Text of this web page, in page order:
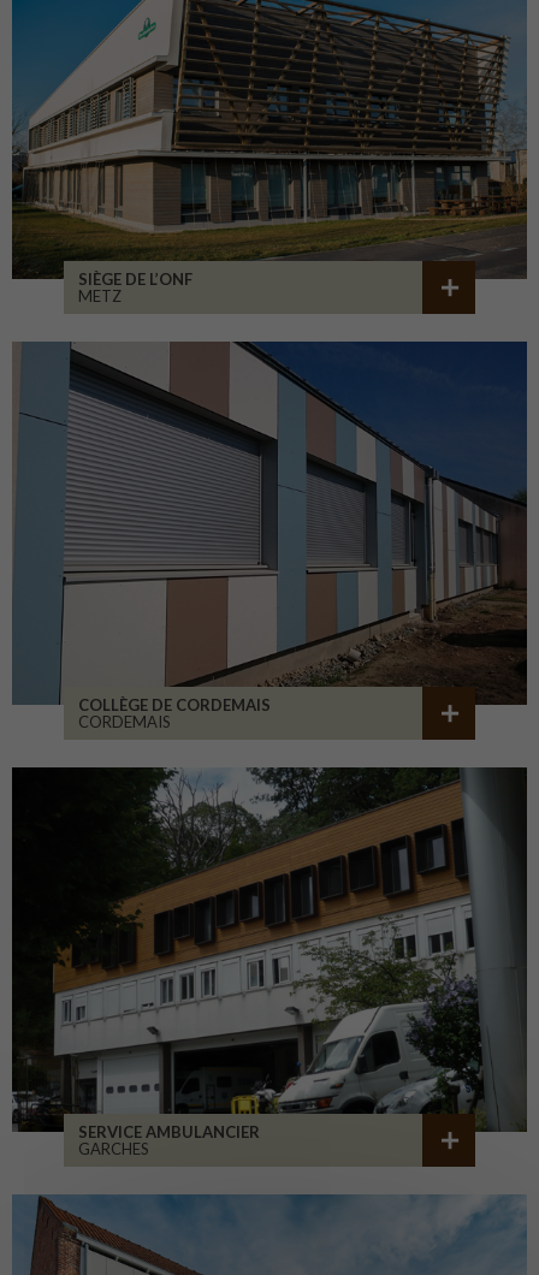
SIÈGE DE L’ONF
METZ
COLLÈGE DE CORDEMAIS
CORDEMAIS
SERVICE AMBULANCIER
GARCHES